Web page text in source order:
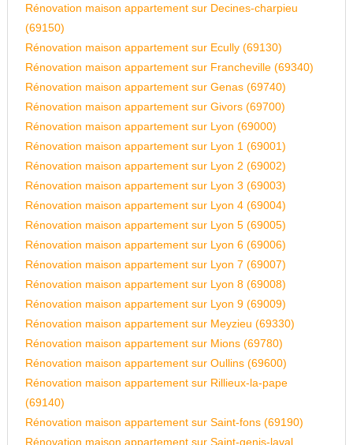
Rénovation maison appartement sur Decines-charpieu
(69150)
Rénovation maison appartement sur Ecully (69130)
Rénovation maison appartement sur Francheville (69340)
Rénovation maison appartement sur Genas (69740)
Rénovation maison appartement sur Givors (69700)
Rénovation maison appartement sur Lyon (69000)
Rénovation maison appartement sur Lyon 1 (69001)
Rénovation maison appartement sur Lyon 2 (69002)
Rénovation maison appartement sur Lyon 3 (69003)
Rénovation maison appartement sur Lyon 4 (69004)
Rénovation maison appartement sur Lyon 5 (69005)
Rénovation maison appartement sur Lyon 6 (69006)
Rénovation maison appartement sur Lyon 7 (69007)
Rénovation maison appartement sur Lyon 8 (69008)
Rénovation maison appartement sur Lyon 9 (69009)
Rénovation maison appartement sur Meyzieu (69330)
Rénovation maison appartement sur Mions (69780)
Rénovation maison appartement sur Oullins (69600)
Rénovation maison appartement sur Rillieux-la-pape
(69140)
Rénovation maison appartement sur Saint-fons (69190)
Rénovation maison appartement sur Saint-genis-laval